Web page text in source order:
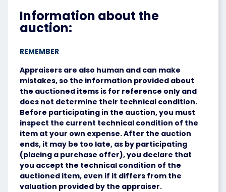
Information about the
auction:
REMEMBER
Appraisers are also human and can make
mistakes, so the information provided about
the auctioned items is for reference only and
does not determine their technical condition.
Before participating in the auction, you must
inspect the current technical condition of the
item at your own expense. After the auction
ends, it may be too late, as by participating
(placing a purchase offer), you declare that
you accept the technical condition of the
auctioned item, even if it differs from the
valuation provided by the appraiser.